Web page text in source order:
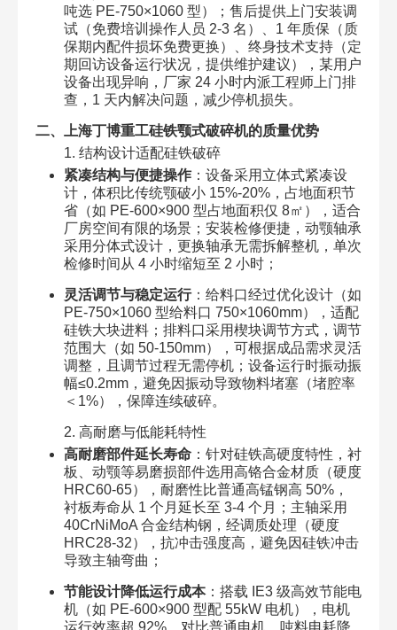
吨选 PE-750×1060 型）；售后提供上门安装调
试（免费培训操作人员 2-3 名）、1 年质保（质
保期内配件损坏免费更换）、终身技术支持（定
期回访设备运行状况，提供维护建议），某用户
设备出现异响，厂家 24 小时内派工程师上门排
查，1 天内解决问题，减少停机损失。​
二、上海丁博重工硅铁颚式破碎机的质量优势​
1. 结构设计适配硅铁破碎​
紧凑结构与便捷操作：设备采用立体式紧凑设
计，体积比传统颚破小 15%-20%，占地面积节
省（如 PE-600×900 型占地面积仅 8㎡），适合
厂房空间有限的场景；安装检修便捷，动颚轴承
采用分体式设计，更换轴承无需拆解整机，单次
检修时间从 4 小时缩短至 2 小时；​
灵活调节与稳定运行：给料口经过优化设计（如
PE-750×1060 型给料口 750×1060mm），适配
硅铁大块进料；排料口采用楔块调节方式，调节
范围大（如 50-150mm），可根据成品需求灵活
调整，且调节过程无需停机；设备运行时振动振
幅≤0.2mm，避免因振动导致物料堵塞（堵腔率
＜1%），保障连续破碎。​
2. 高耐磨与低能耗特性​
高耐磨部件延长寿命：针对硅铁高硬度特性，衬
板、动颚等易磨损部件选用高铬合金材质（硬度
HRC60-65），耐磨性比普通高锰钢高 50%，
衬板寿命从 1 个月延长至 3-4 个月；主轴采用
40CrNiMoA 合金结构钢，经调质处理（硬度
HRC28-32），抗冲击强度高，避免因硅铁冲击
导致主轴弯曲；​
节能设计降低运行成本：搭载 IE3 级高效节能电
机（如 PE-600×900 型配 55kW 电机），电机